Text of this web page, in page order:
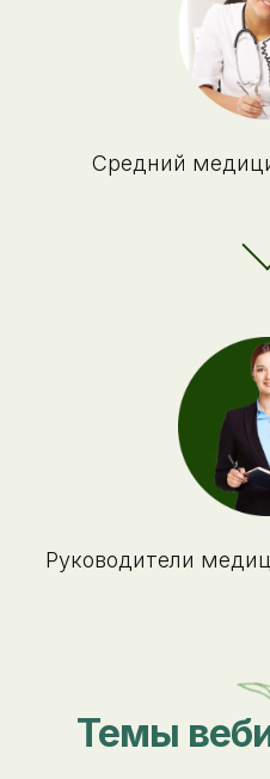
Средний
Руководители
Темы